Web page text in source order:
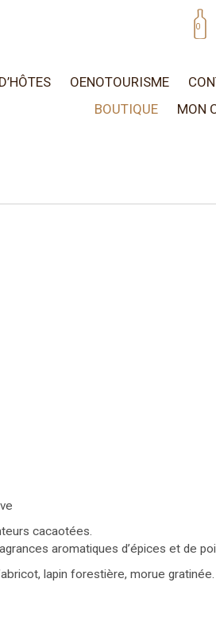
0
OENOTOURISME
BOUTIQUE
MON
cacaotées.
aromatiques d’épices et de
lapin forestière, morue gratinée.